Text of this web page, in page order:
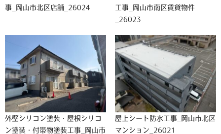
事_岡山市北区店舗_26024
工事_岡山市南区賃貸物件
_26023
外壁シリコン塗装・屋根シリコ
ン塗装・付帯物塗装工事_岡山市
屋上シート防水工事_岡山市北区
マンション_26021